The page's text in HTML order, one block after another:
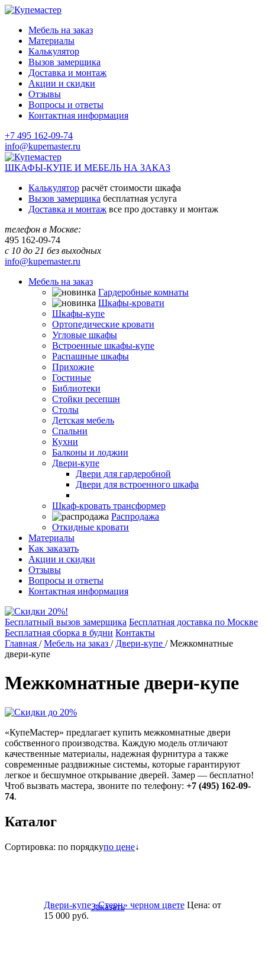
Мебель на заказ
Материалы
Калькулятор
Вызов замерщика
Доставка и монтаж
Акции и скидки
Отзывы
Вопросы и ответы
Контактная информация
+7 495 162-09-74
info@kupemaster.ru
ШКАФЫ-КУПЕ И МЕБЕЛЬ НА ЗАКАЗ
Калькулятор расчёт стоимости шкафа
Вызов замерщика бесплатная услуга
Доставка и монтаж все про доставку и монтаж
телефон в Москве:
495 162-09-74
с 10 до 21 без выходных
info@kupemaster.ru
Мебель на заказ
Гардеробные комнаты
Шкафы-кровати
Шкафы-купе
Ортопедические кровати
Угловые шкафы
Встроенные шкафы-купе
Распашные шкафы
Прихожие
Гостиные
Библиотеки
Стойки ресепшн
Столы
Детская мебель
Спальни
Кухни
Балконы и лоджии
Двери-купе
Двери для гардеробной
Двери для встроенного шкафа
Шкаф-кровать трансформер
Распродажа
Откидные кровати
Материалы
Как заказать
Акции и скидки
Отзывы
Вопросы и ответы
Контактная информация
Бесплатный вызов замерщика Бесплатная доставка по Москве
Бесплатная сборка в будни Контакты
Главная /Мебель на заказ / Двери-купе /Межкомнатные
двери-купе
Межкомнатные двери-купе
«КупеМастер» предлагает купить межкомнатные двери
собственного производства. Каждую модель отличают
качественные материалы, надежная фурнитура а также
современные раздвижные системы, которые гарантируют
легкое и бесшумное открывание дверей. Замер — бесплатно!
Чтоб вызвать мастера, звоните по телефону: +7 (495) 162-09-
74.
Каталог
Сортировка: по порядкупо цене↓
Двери-купе «Стерн» черном цвете Цена: от
15 000руб.
Заказать